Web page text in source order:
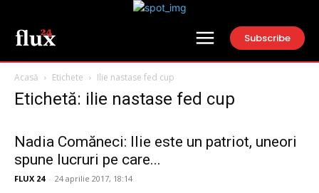
Subscribe
Acasă Etichete Ilie nastase fed cup
Etichetă: ilie nastase fed cup
Nadia Comăneci: Ilie este un patriot, uneori
spune lucruri pe care...
FLUX 24 - 24 aprilie 2017, 18:14